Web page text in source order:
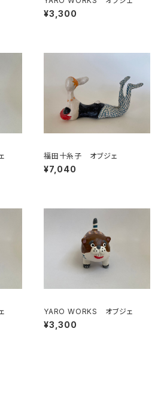
¥3,300
福田十糸子 オブジェ
¥7,040
YARO WORKS オブジェ
¥3,300